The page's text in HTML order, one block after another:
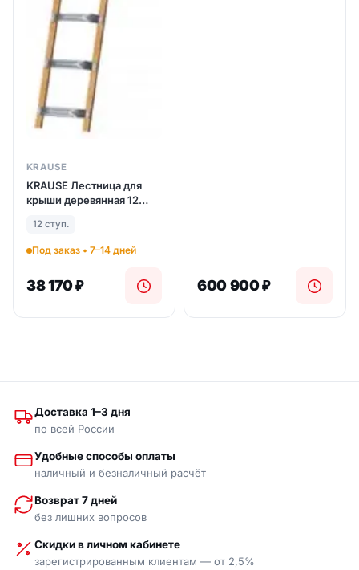
KRAUSE
KRAUSE Лестница для
крыши деревянная 12
12 ступ.
Под заказ • 7–14 дней
38 170₽ 600 900₽
Доставка 1–3 дня
по всей России
Удобные способы оплаты
наличный и безналичный расчёт
Возврат 7 дней
без лишних вопросов
Скидки в личном кабинете
зарегистрированным клиентам — от 2,5%